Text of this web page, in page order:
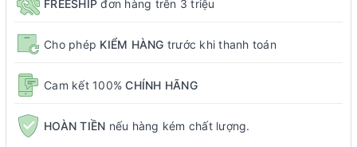
FREESHIP đơn hàng trên 3 triệu
Cho phép KIỂM HÀNG trước khi thanh toán
Cam kết 100% CHÍNH HÃNG
HOÀN TIỀN nếu hàng kém chất lượng.